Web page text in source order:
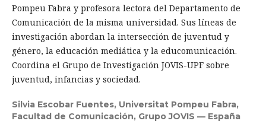
Pompeu Fabra y profesora lectora del Departamento de
Comunicación de la misma universidad. Sus líneas de
investigación abordan la intersección de juventud y
género, la educación mediática y la educomunicación.
Coordina el Grupo de Investigación JOVIS-UPF sobre
juventud, infancias y sociedad.
Silvia Escobar Fuentes, Universitat Pompeu Fabra,
Facultad de Comunicación, Grupo JOVIS — España